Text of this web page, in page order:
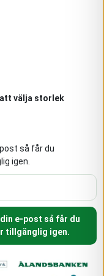
välja storlek
så får du
igen.
e-post så får du
tillgänglig igen.